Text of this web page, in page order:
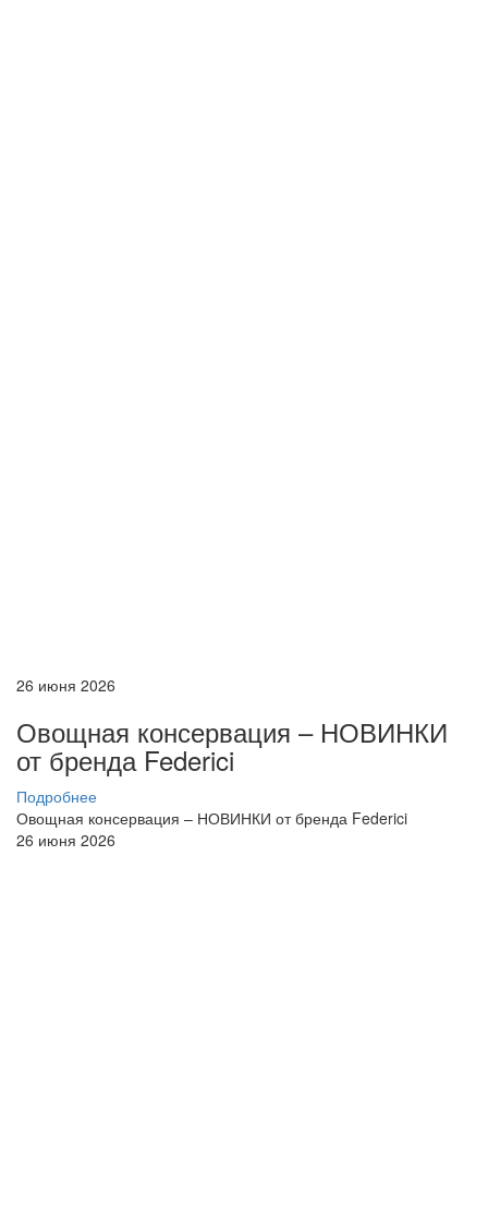
26 июня 2026
Овощная консервация – НОВИНКИ
от бренда Federici
Подробнее
Овощная консервация – НОВИНКИ от бренда Federici
26 июня 2026